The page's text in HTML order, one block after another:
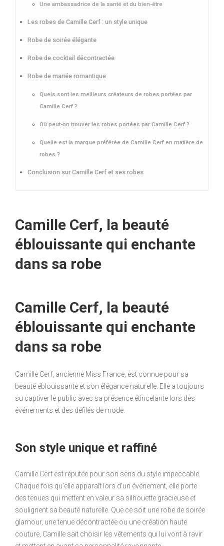
Une ambassadrice de la santé et du bien-être
Les robes de Camille Cerf : un style unique
Robe de soirée élégante
Robe de cocktail décontractée
Robe de mariée romantique
Quels sont les meilleurs créateurs de robes portées par
Camille Cerf ?
Où peut-on trouver les robes portées par Camille Cerf ?
Quelle est la marque préférée de Camille Cerf en matière de
robes ?
Conclusion sur Camille Cerf et ses robes
Camille Cerf, la beauté
éblouissante qui enchante
dans sa robe
Camille Cerf, la beauté
éblouissante qui enchante
dans sa robe
Camille Cerf, ancienne Miss France, est connue pour sa
beauté éblouissante et son élégance naturelle. Elle a toujours
su captiver le public avec sa présence étincelante lors des
événements et des défilés de mode.
Son style unique et raffiné
Camille Cerf est réputée pour son sens du style impeccable.
Chaque fois qu’elle apparaît lors d’un événement, elle porte
des tenues qui mettent en valeur sa silhouette gracieuse et
soulignent sa beauté naturelle. Que ce soit une robe de soirée
glamour, une tenue décontractée ou une création haute
couture, Camille sait choisir les vêtements qui lui vont à ravir